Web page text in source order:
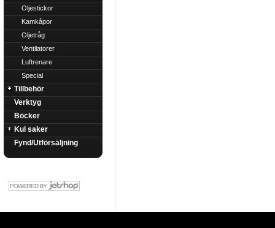
Oljestickor
Kamkåpor
Oljetråg
Ventilatorer
Luftrenare
Special
Tillbehör
Verktyg
Böcker
Kul saker
Fynd/Utförsäljning